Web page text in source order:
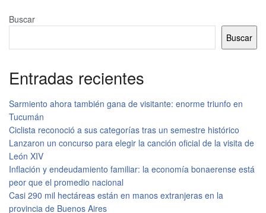
Buscar
Buscar
Entradas recientes
Sarmiento ahora también gana de visitante: enorme triunfo en
Tucumán
Ciclista reconoció a sus categorías tras un semestre histórico
Lanzaron un concurso para elegir la canción oficial de la visita de
León XIV
Inflación y endeudamiento familiar: la economía bonaerense está
peor que el promedio nacional
Casi 290 mil hectáreas están en manos extranjeras en la
provincia de Buenos Aires